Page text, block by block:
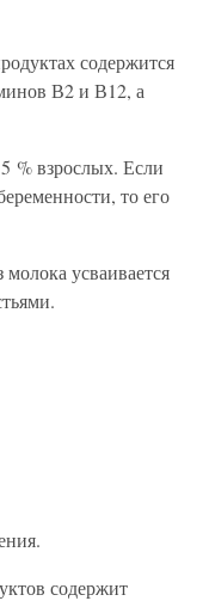
содержится
В2 и В12, а
% взрослых. Если
то его
усваивается
содержит